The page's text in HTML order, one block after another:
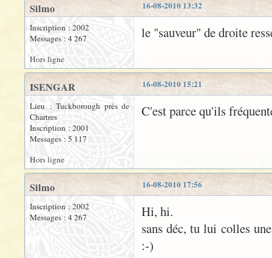
16-08-2010 13:32
Silmo
Inscription : 2002
Messages : 4 267
le "sauveur" de droite
Hors ligne
16-08-2010 15:21
ISENGAR
Lieu : Tuckborough près de
Chartres
Inscription : 2001
Messages : 5 117
C'est parce qu'ils
Hors ligne
16-08-2010 17:56
Silmo
Inscription : 2002
Messages : 4 267
Hi, hi.
sans déc, tu lui colles
:-)